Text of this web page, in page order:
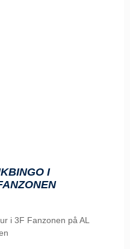
I
i 3F Fanzonen på AL